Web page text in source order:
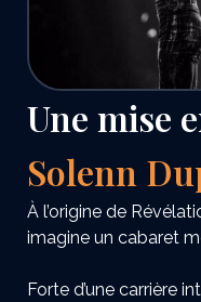
Une mise
Solenn
À l’origine de
imagine un cabaret
Forte d’une carrière